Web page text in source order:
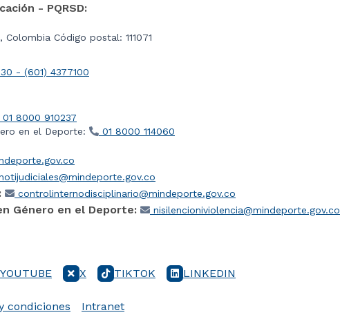
- PQRSD:
Colombia Código postal: 111071
- (601) 4377100
01 8000 910237
en el Deporte:
01 8000 114060
controlinternodisciplinario@mindeporte.gov.co
Género en el Deporte: nisilencioniviolencia@mindeporte.gov.co
YOUTUBE X TIKTOK LINKEDIN
condiciones Intranet